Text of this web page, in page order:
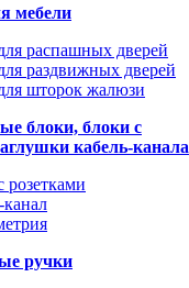
мебели
распашных дверей
раздвижных дверей
шторок жалюзи
блоки, блоки с
кабель-канала
розетками
ручки